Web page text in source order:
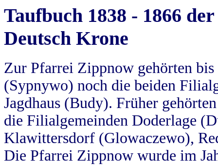
Taufbuch 1838 - 1866
Deutsch Krone
Zur Pfarrei Zippnow gehörten
(Sypnywo) noch die beiden
Jagdhaus (Budy). Früher
die Filialgemeinden Doderlage
Klawittersdorf (Glowaczewo),
Die Pfarrei Zippnow wurde im